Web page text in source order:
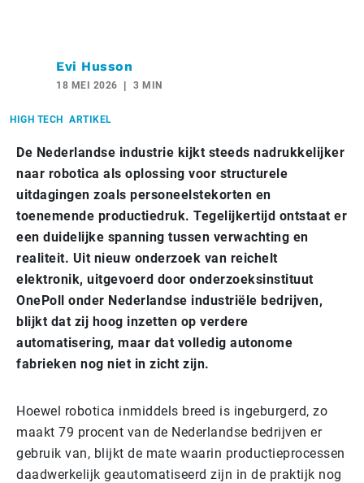
Evi Husson
18 MEI 2026 3 MIN
HIGH TECH ARTIKEL
De Nederlandse industrie kijkt steeds nadrukkelijker
naar robotica als oplossing voor structurele
uitdagingen zoals personeelstekorten en
toenemende productiedruk. Tegelijkertijd ontstaat er
een duidelijke spanning tussen verwachting en
realiteit. Uit nieuw onderzoek van reichelt
elektronik, uitgevoerd door onderzoeksinstituut
OnePoll onder Nederlandse industriële bedrijven,
blijkt dat zij hoog inzetten op verdere
automatisering, maar dat volledig autonome
fabrieken nog niet in zicht zijn.
Hoewel robotica inmiddels breed is ingeburgerd, zo
maakt 79 procent van de Nederlandse bedrijven er
gebruik van, blijkt de mate waarin productieprocessen
daadwerkelijk geautomatiseerd zijn in de praktijk nog